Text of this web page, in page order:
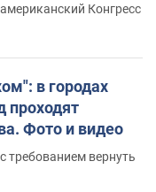
Конгресс
в городах
проходят
Фото и видео
требованием вернуть